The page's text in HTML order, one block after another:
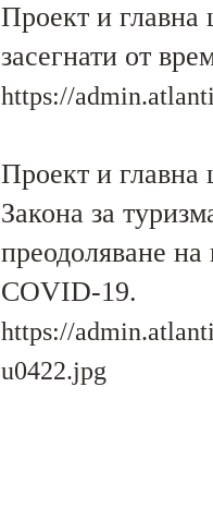
Проект и
засегнати от
https://
Проект и главна
Закона за
преодоляване
COVID-19.
https://
u0422.jpg